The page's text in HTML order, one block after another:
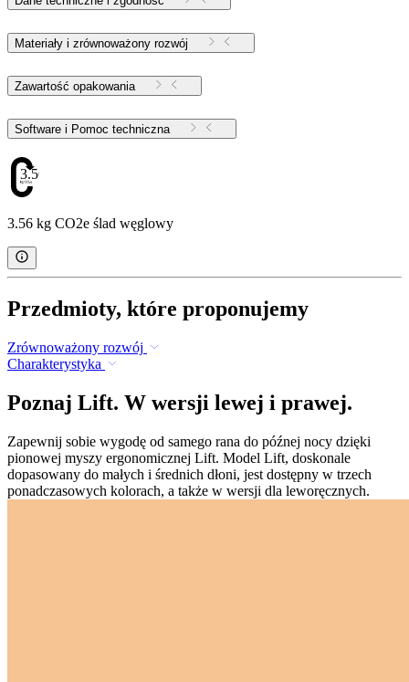
Materiały i zrównoważony rozwój
Zawartość opakowania
Software i Pomoc techniczna
3.56
3.56 kg CO2e ślad węglowy
Przedmioty, które proponujemy
Zrównoważony rozwój
Charakterystyka
Poznaj Lift. W wersji lewej i prawej.
Zapewnij sobie wygodę od samego rana do późnej nocy dzięki
pionowej myszy ergonomicznej Lift. Model Lift, doskonale
dopasowany do małych i średnich dłoni, jest dostępny w trzech
ponadczasowych kolorach, a także w wersji dla leworęcznych.